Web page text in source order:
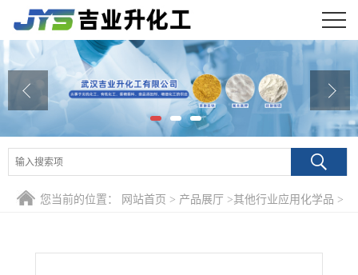
公司首页
公司介绍
产品展厅
证书荣誉
您当前的位置： 网站首页 > 产品展厅 >其他行业应用化学品 >